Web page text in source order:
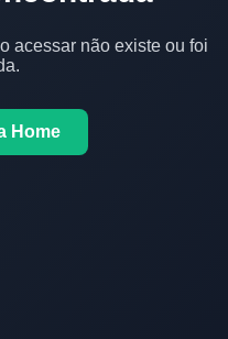
acessar não existe ou foi
Home